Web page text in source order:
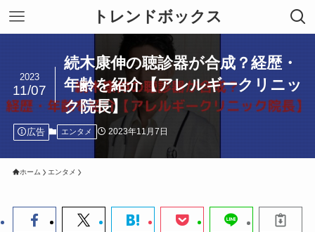
トレンドボックス
続木康伸の聴診器が合成？経歴・
年齢を紹介【アレルギークリニッ
ク院長】
2023
11/07
広告 エンタメ 2023年11月7日
ホーム エンタメ